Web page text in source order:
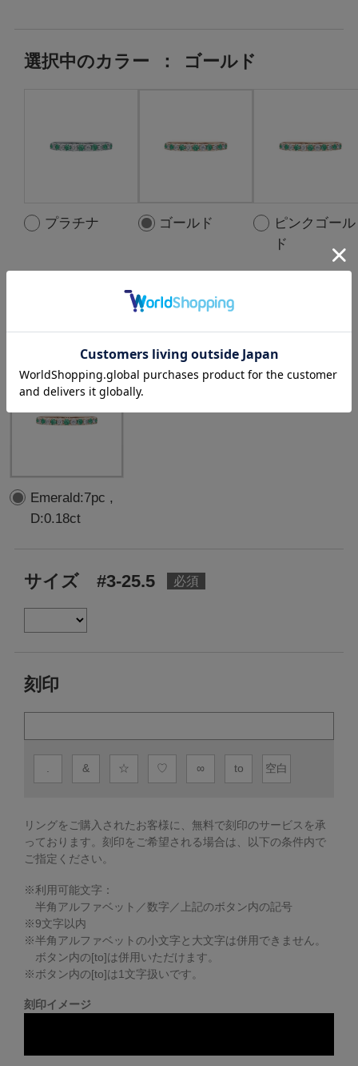
選択中のカラー ： ゴールド
プラチナ ゴールド
ピンクゴール
ド
選択中の中石 ： Emerald:7pc ,
D:0.18ct
Emerald:7pc ,
D:0.18ct
サイズ #3-25.5
刻印
. & ☆ ♡ ∞ to 空白
リングをご購入されたお客様に、無料で刻印のサービスを承
っております。 刻印をご希望される場合は、以下の条件内で
ご指定ください。
※利用可能文字：
半角アルファベット／数字／上記のボタン内の記号
※9文字以内
※半角アルファベットの小文字と大文字は併用できません。
ボタン内の[to]は併用いただけます。
※ボタン内の[to]は1文字扱いです。
刻印イメージ